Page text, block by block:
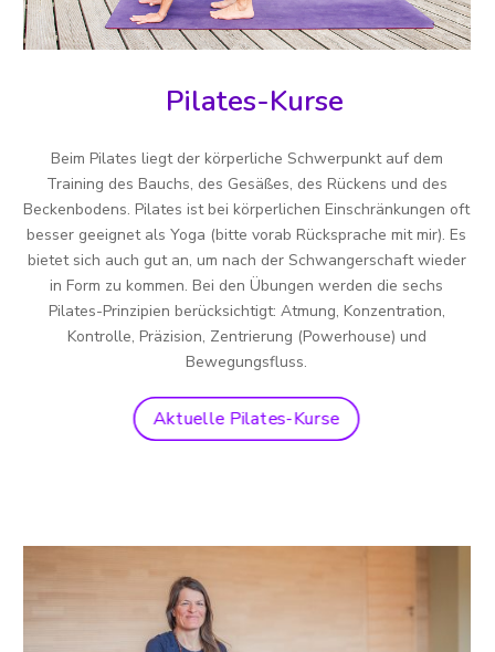
Pilates-Kurse
Beim Pilates liegt der körperliche Schwerpunkt auf dem
Training des Bauchs, des Gesäßes, des Rückens und des
Beckenbodens. Pilates ist bei körperlichen Einschränkungen oft
besser geeignet als Yoga (bitte vorab Rücksprache mit mir). Es
bietet sich auch gut an, um nach der Schwangerschaft wieder
in Form zu kommen. Bei den Übungen werden die sechs
Pilates-Prinzipien berücksichtigt: Atmung, Konzentration,
Kontrolle, Präzision, Zentrierung (Powerhouse) und
Bewegungsfluss.
Aktuelle Pilates-Kurse